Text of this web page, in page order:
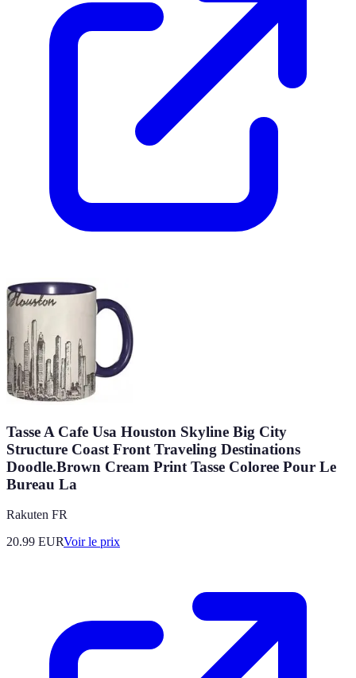
Tasse A Cafe Usa Houston Skyline Big City
Structure Coast Front Traveling Destinations
Doodle.Brown Cream Print Tasse Coloree Pour Le
Bureau La
Rakuten FR
20.99 EURVoir le prix